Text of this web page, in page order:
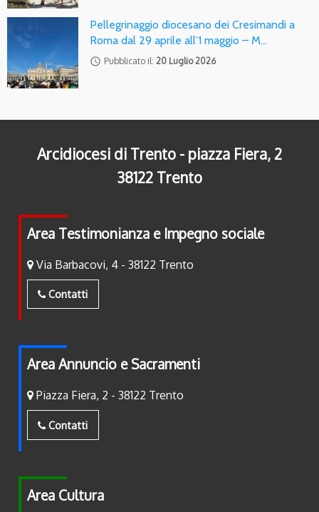
Pellegrinaggio diocesano dei Cresimandi a
Roma dal 29 aprile all’1 maggio – M…
access_time Pubblicato il: 20 Luglio 2026
Arcidiocesi di Trento - piazza Fiera, 2
38122 Trento
Area Testimonianza e Impegno sociale
Via Barbacovi, 4 - 38122 Trento
Contatti
Area Annuncio e Sacramenti
Piazza Fiera, 2 - 38122 Trento
Contatti
Area Cultura